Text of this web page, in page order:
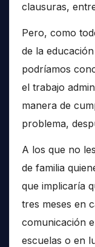
clausuras,
Pero, como
de la
podríamos
el trabajo
manera de
problema,
A los que no
de familia
que implicaría
tres meses en
comunicación
escuelas o en